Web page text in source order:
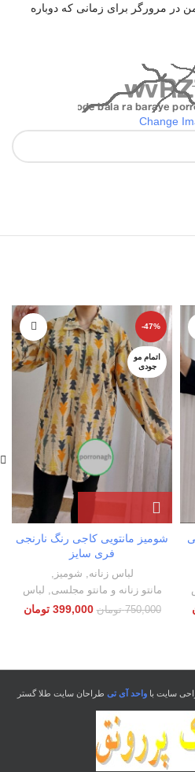
در مرورگر برای زمانی که دوباره
Change
-47%
اتمام مو
جودی
شومیز مانتویی کاجی رنگ نارنجی
فری سایز
لباس زنانه شومیز
مانتو زنانه و مانتو مجلسی
لباس
750,000 تومان 399,000 تومان
واحد آی تی طراحان سایت طلا گستر